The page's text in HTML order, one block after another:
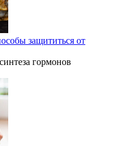
защититься от
гормонов